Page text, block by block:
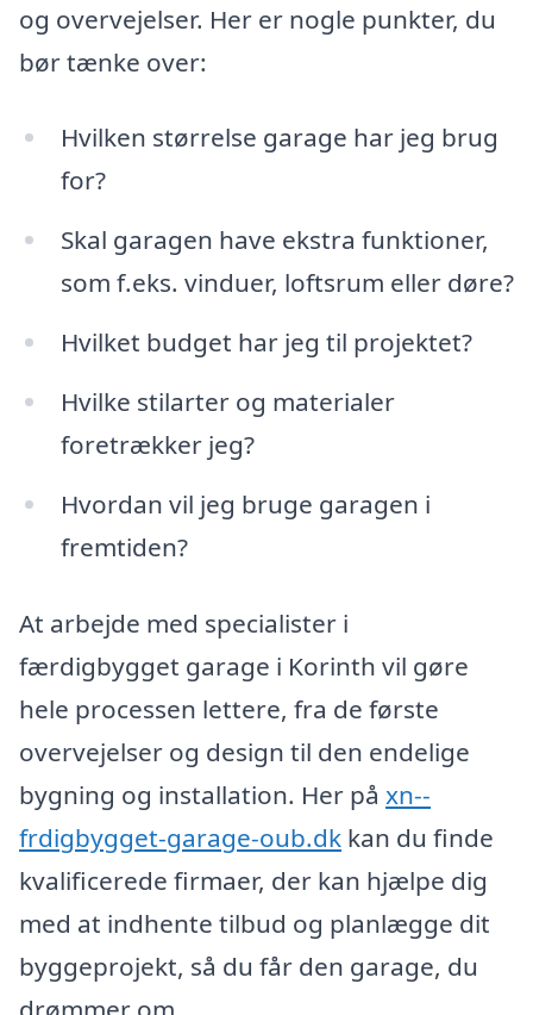
og overvejelser. Her er nogle punkter, du
bør tænke over:
Hvilken størrelse garage har jeg brug
for?
Skal garagen have ekstra funktioner,
som f.eks. vinduer, loftsrum eller døre?
Hvilket budget har jeg til projektet?
Hvilke stilarter og materialer
foretrækker jeg?
Hvordan vil jeg bruge garagen i
fremtiden?
At arbejde med specialister i
færdigbygget garage i Korinth vil gøre
hele processen lettere, fra de første
overvejelser og design til den endelige
bygning og installation. Her på xn--
frdigbygget-garage-oub.dk kan du finde
kvalificerede firmaer, der kan hjælpe dig
med at indhente tilbud og planlægge dit
byggeprojekt, så du får den garage, du